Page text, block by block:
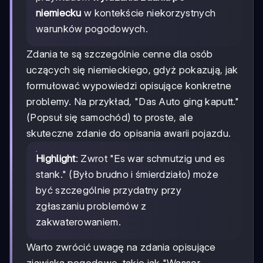
niemiecku w kontekście niekorzystnych
warunków pogodowych.
Zdania te są szczególnie cenne dla osób
uczących się niemieckiego, gdyż pokazują, jak
formułować wypowiedzi opisujące konkretne
problemy. Na przykład, "Das Auto ging kaputt."
(Popsuł się samochód) to proste, ale
skuteczne zdanie do opisania awarii pojazdu.
Highlight: Zwrot "Es war schmutzig und es
stank." (Było brudno i śmierdziało) może
być szczególnie przydatny przy
zgłaszaniu problemów z
zakwaterowaniem.
Warto zwrócić uwagę na zdania opisujące